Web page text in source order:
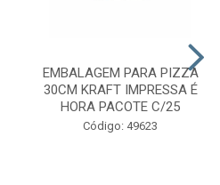
EMBALAGEM PARA PIZZA
30CM KRAFT IMPRESSA É
HORA PACOTE C/25
Código: 49623